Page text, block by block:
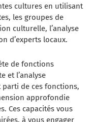
cultures en utilisant
les groupes de
culturelle, l’analyse
d’experts locaux.
de fonctions
et l’analyse
de ces fonctions,
approfondie
Ces capacités vous
à vous engager